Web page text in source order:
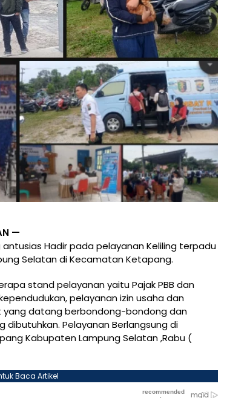
—
Hadir pada pelayanan Keliling terpadu
Selatan di Kecamatan Ketapang.
stand pelayanan yaitu Pajak PBB dan
pelayanan izin usaha dan
yang datang berbondong-bondong dan
Pelayanan Berlangsung di
Kabupaten Lampung Selatan ,Rabu (
Baca Artikel